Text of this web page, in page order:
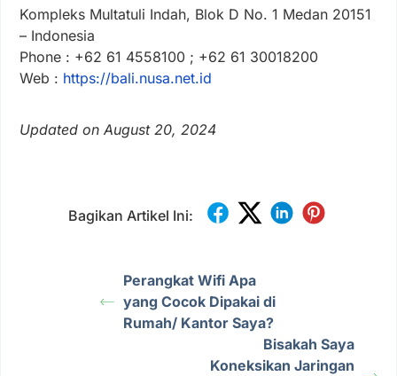
Kompleks Multatuli Indah, Blok D No. 1 Medan 20151
– Indonesia
Phone : +62 61 4558100 ; +62 61 30018200
Web : https://bali.nusa.net.id
Updated on August 20, 2024
Bagikan Artikel Ini:
Perangkat Wifi Apa
yang Cocok Dipakai di
Rumah/ Kantor Saya?
Bisakah Saya
Koneksikan Jaringan